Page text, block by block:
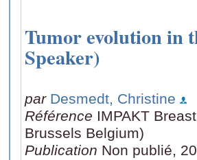
Tumor evolution in
Speaker)
par Desmedt, Christine
Référence IMPAKT
Brussels Belgium)
Publication Non publié,